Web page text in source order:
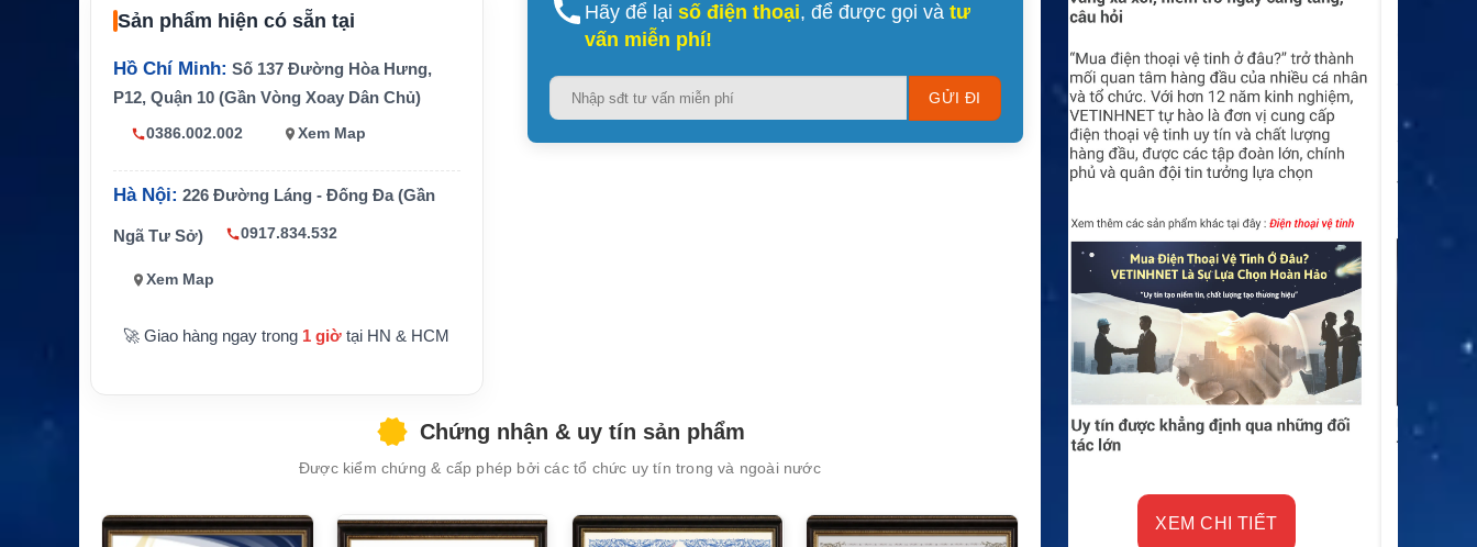
0, CP160, CP170, CP18
0D, CP200XLS, CP250,
CP340, CP360, CP380,
CP476 và CP Series
Công nghệ pin
Điện áp
Trọng lượng 0.9 lb
Sản phẩm hiện có sẵn tại
Hồ Chí Minh: Số 137 Đường Hòa Hưng,
P12, Quận 10 (Gần Vòng Xoay Dân Chủ)
0386.002.002 Xem Map
Hà Nội: 226 Đường Láng - Đống Đa (Gần
Ngã Tư Sở) 0917.834.532
Xem Map
🚀 Giao hàng ngay trong 1 giờ tại HN & HCM
Hãy để lại số điện thoại, để được gọi và tư
vấn miễn phí!
Please
this
Chứng nhận & uy tín sản phẩm
Được kiểm chứng & cấp phép bởi các tổ chức uy tín trong và ngoài nước
XEM CHI TIẾT XEM CHI TIẾT XEM CHI TIẾT XEM CHI TIẾT